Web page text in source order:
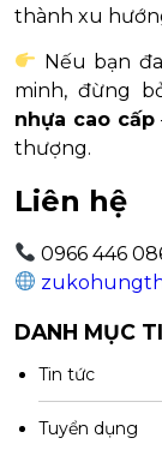
thành xu
Nếu bạn
minh, đừng
nhựa cao cấp
thượng.
Liên hệ
0966 446
DANH MỤC
Tin tức
Tuyển dụng